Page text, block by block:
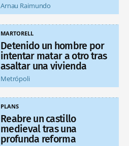
Arnau Raimundo
MARTORELL
Detenido un hombre por
intentar matar a otro tras
asaltar una vivienda
Metrópoli
PLANS
Reabre un castillo
medieval tras una
profunda reforma